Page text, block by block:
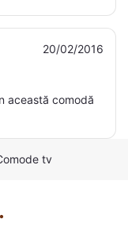
20/02/2016
această comodă
tv